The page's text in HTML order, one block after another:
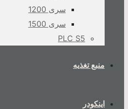
سری 1200
سری 1500
PLC S5
منبع تغذیه
اینکودر